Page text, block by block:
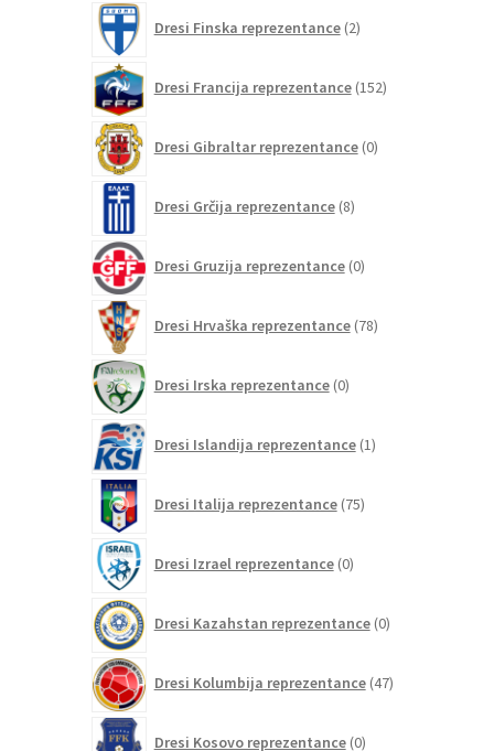
Dresi Finska reprezentance 2izdelka
Dresi Francija reprezentance 152izdelkov
Dresi Gibraltar reprezentance 0izdelkov
Dresi Grčija reprezentance 8izdelkov
Dresi Gruzija reprezentance 0izdelkov
Dresi Hrvaška reprezentance 78izdelkov
Dresi Irska reprezentance 0izdelkov
Dresi Islandija reprezentance 1izdelek
Dresi Italija reprezentance 75izdelkov
Dresi Izrael reprezentance 0izdelkov
Dresi Kazahstan reprezentance 0izdelkov
Dresi Kolumbija reprezentance 47izdelkov
Dresi Kosovo reprezentance 0